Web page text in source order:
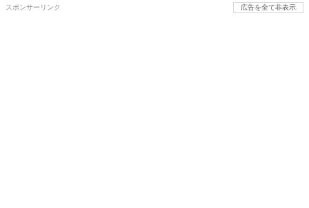
スポンサーリンク 広告を全て非表示